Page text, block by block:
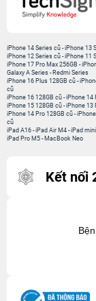
iPhone 14 Series cũ -iPhone 13
iPhone 12 Series cũ -iPhone 11
iPhone 17 Pro Max 256GB -
Galaxy A Series - Redmi Series
iPhone 16 Plus 128GB cũ -
cũ
iPhone 16 128GB cũ -iPhone 14
iPhone 15 128GB cũ -iPhone 13
iPhone 14 Pro 128GB cũ -
cũ
iPad A16 -iPad Air M4 -iPad
iPad Pro M5 - MacBook Neo
Kết nối